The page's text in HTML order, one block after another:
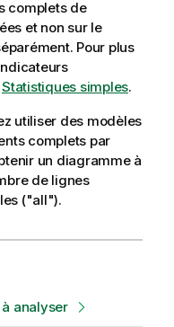
complets de
et non sur le
Pour plus
Statistiques simples.
utiliser des modèles
complets par
un diagramme à
de lignes
("all").
analyser